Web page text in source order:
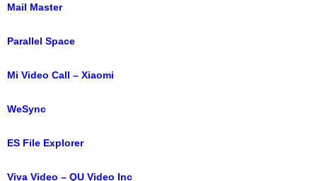
Mail Master
Parallel Space
Mi Video Call – Xiaomi
WeSync
ES File Explorer
Viva Video – QU Video Inc